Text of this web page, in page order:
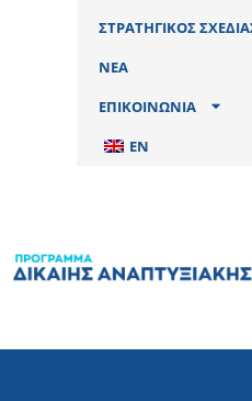
ΣΤΡΑΤΗΓΙΚΟΣ
ΝΕΑ
ΕΠΙΚΟΙΝΩΝΙΑ
EN